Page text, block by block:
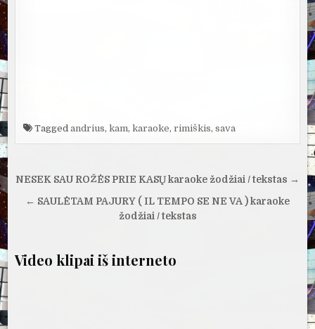
Taggedandrius,kam,karaoke,rimiškis,sava
Navigacija
tarp
NESEK SAU ROŽĖS PRIE KASŲ karaoke žodžiai / tekstas →
← SAULĖTAM PAJŪRY ( IL TEMPO SE NE VA ) karaoke
žodžiai / tekstas
Video klipai iš interneto